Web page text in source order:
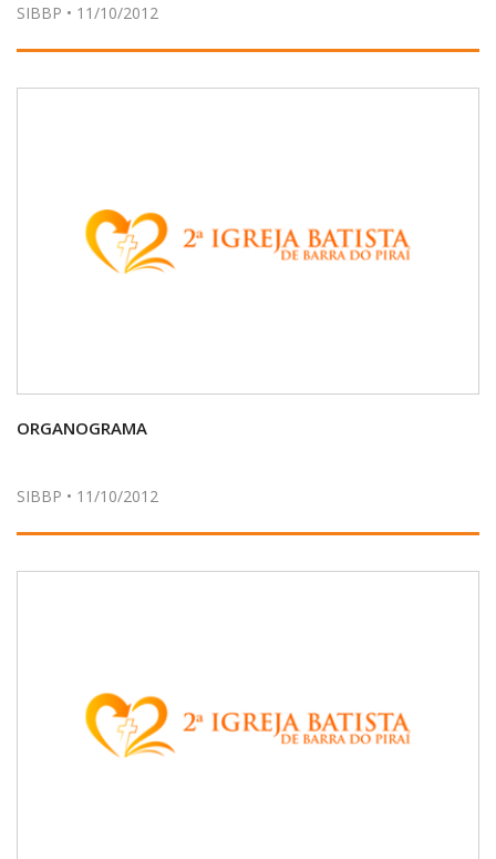
SIBBP • 11/10/2012
ORGANOGRAMA
SIBBP • 11/10/2012